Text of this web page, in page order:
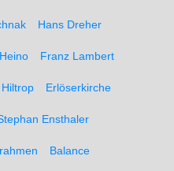
Hans Dreher
Heino Franz Lambert
Hiltrop Erlöserkirche
Ensthaler
Balance